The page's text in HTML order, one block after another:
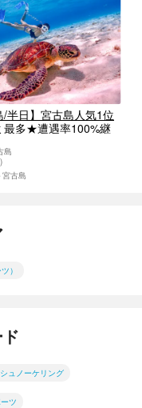
10位
/半日】宮古島人気1位
多★遭遇率100%継
ング】写真無料｜初
様歓迎《女性ガイド
島
宮古島
）
ュノーケリング
ツ